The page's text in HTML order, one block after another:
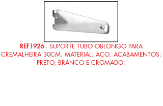
REF1926- SUPORTE TUBO OBLONGO PARA
CREMALHEIRA 30CM. MATERIAL: AÇO. ACABAMENTOS:
PRETO, BRANCO E CROMADO.